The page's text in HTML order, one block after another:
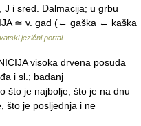
J i sred. Dalmacija; u grbu
≃ v. gad (← gaška ← kaška
jezični portal
visoka drvena posuda
i sl.; badanj
što je najbolje, što je na dnu
što je posljednja i ne